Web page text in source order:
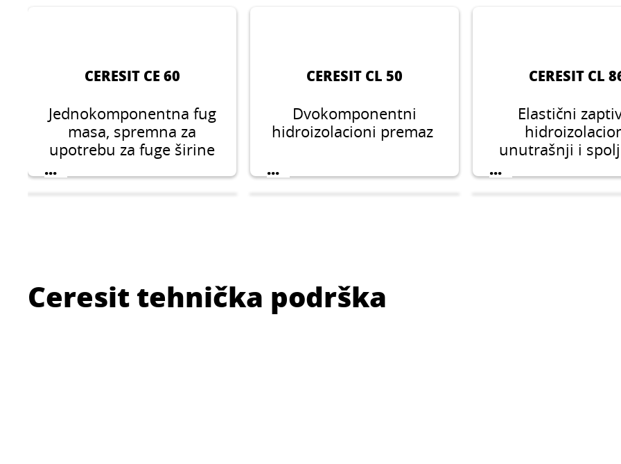
CERESIT CE 60
Jednokomponentna fug
masa, spremna za
upotrebu za fuge širine
...
CERESIT CL 50
Dvokomponentni
hidroizolacioni premaz
...
CERESIT CL
Elastični
unutrašnji i
...
Ceresit tehnička podrška